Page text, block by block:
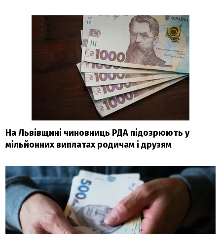
На Львівщині чиновниць РДА підозрюють у
мільйонних виплатах родичам і друзям